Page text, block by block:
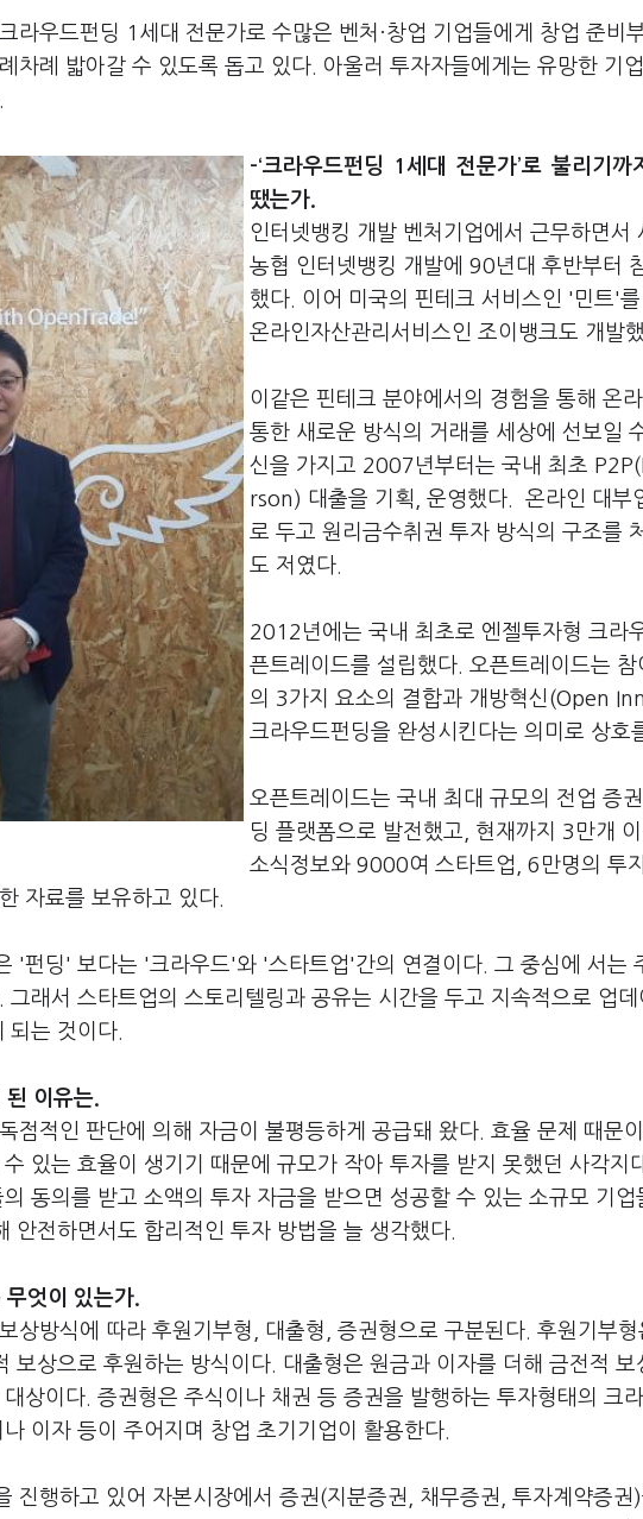
라우드펀딩 1세대 전문가로 수많은 벤처·창업 기업들에게 창업 준비
차례 밟아갈 수 있도록 돕고 있다. 아울러 투자자들에게는 유망한 기
-‘크라우드펀딩 1세대 전문가’로 불리기까
땠는가.
인터넷뱅킹 개발 벤처기업에서 근무하면서
농협 인터넷뱅킹 개발에 90년대 후반부터
했다. 이어 미국의 핀테크 서비스인 '민트'
온라인자산관리서비스인 조이뱅크도 개발
이같은 핀테크 분야에서의 경험을 통해 온
통한 새로운 방식의 거래를 세상에 선보일
신을 가지고 2007년부터는 국내 최초
rson) 대출을 기획, 운영했다. 온라인 대부
로 두고 원리금수취권 투자 방식의 구조를
도 저였다.
2012년에는 국내 최초로 엔젤투자형 크라
픈트레이드를 설립했다. 오픈트레이드는
의 3가지 요소의 결합과 개방혁신(Open
크라우드펀딩을 완성시킨다는 의미로 상호
오픈트레이드는 국내 최대 규모의 전업 증
딩 플랫폼으로 발전했고, 현재까지 3만개
소식정보와 9000여 스타트업, 6만명의 투
자료를 보유하고 있다.
'펀딩' 보다는 '크라우드'와 '스타트업'간의 연결이다. 그 중심에 서는
래서 스타트업의 스토리텔링과 공유는 시간을 두고 지속적으로 업
되는 것이다.
된 이유는.
점적인 판단에 의해 자금이 불평등하게 공급돼 왔다. 효율 문제 때문
있는 효율이 생기기 때문에 규모가 작아 투자를 받지 못했던 사각지
동의를 받고 소액의 투자 자금을 받으면 성공할 수 있는 소규모 기업
안전하면서도 합리적인 투자 방법을 늘 생각했다.
엇이 있는가.
상방식에 따라 후원기부형, 대출형, 증권형으로 구분된다. 후원기부형
보상으로 후원하는 방식이다. 대출형은 원금과 이자를 더해 금전적 보
상이다. 증권형은 주식이나 채권 등 증권을 발행하는 투자형태의 크
이자 등이 주어지며 창업 초기기업이 활용한다.
진행하고 있어 자본시장에서 증권(지분증권, 채무증권, 투자계약증권